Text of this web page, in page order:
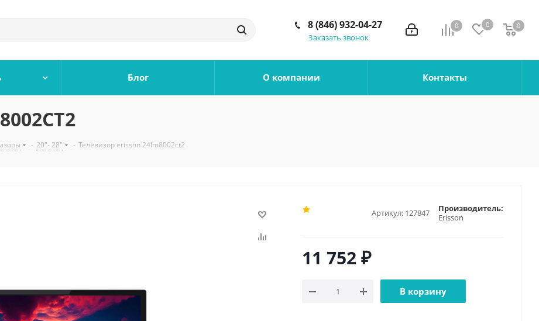
0 0 0
0
8 (846) 932-04-27
Заказать звонок
Блог О компании Контакты
- 20"- 28" - Телевизор erisson 24lm8002ct2
Артикул: 127847
Производитель:
Erisson
11 752₽
В корзину